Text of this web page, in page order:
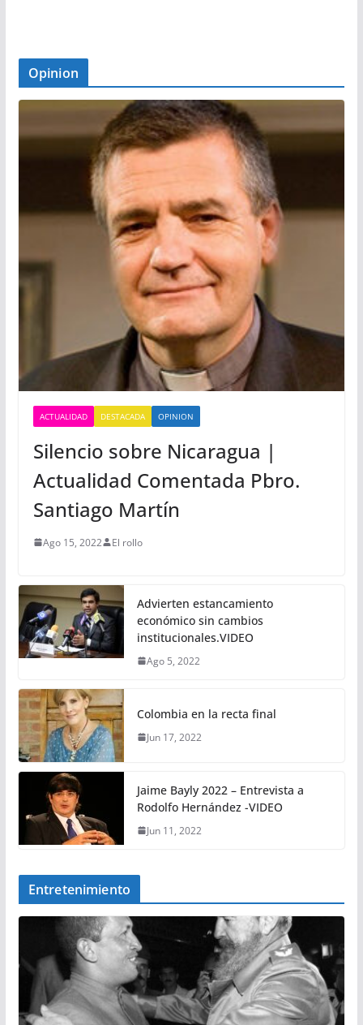
Opinion
ACTUALIDAD DESTACADA OPINION
Silencio sobre Nicaragua |
Actualidad Comentada Pbro.
Santiago Martín
Ago 15, 2022 El rollo
Advierten estancamiento
económico sin cambios
institucionales.VIDEO
Ago 5, 2022
Colombia en la recta final
Jun 17, 2022
Jaime Bayly 2022 – Entrevista a
Rodolfo Hernández -VIDEO
Jun 11, 2022
Entretenimiento